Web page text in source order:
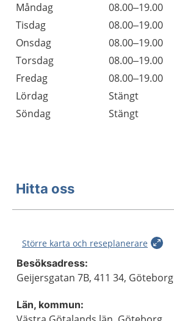
Dag
Öppettider
Kommentarer
Måndag
08.00–19.00
Tisdag
08.00–19.00
Onsdag
08.00–19.00
Torsdag
08.00–19.00
Fredag
08.00–19.00
Lördag
Stängt
Söndag
Stängt
Hitta oss
Större karta och reseplanerare
Besöksadress:
Geijersgatan 7B, 411 34, Göteborg
Län, kommun: